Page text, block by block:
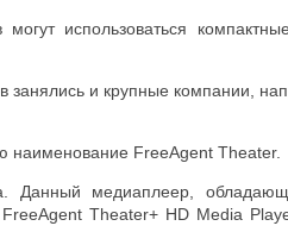
использоваться компактные
занялись и крупные компании,
наименование FreeAgent Theater.
Данный медиаплеер,
Theater+ HD Media